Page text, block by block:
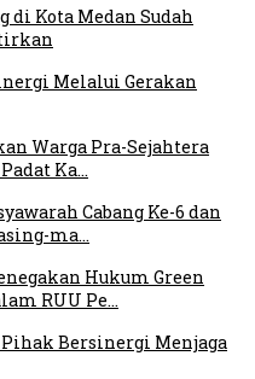
di Kota Medan Sudah
Melalui Gerakan
Warga Pra-Sejahtera
Ka…
Cabang Ke-6 dan
ma…
Hukum Green
RUU Pe…
Bersinergi Menjaga